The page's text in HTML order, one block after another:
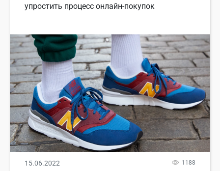
упростить процесс онлайн-покупок
15.06.2022 1188